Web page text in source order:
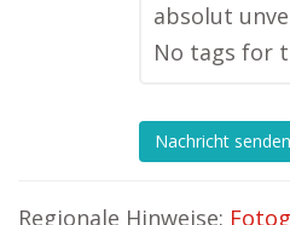
absolut
No tags for
Nachricht senden
Regionale Hinweise: